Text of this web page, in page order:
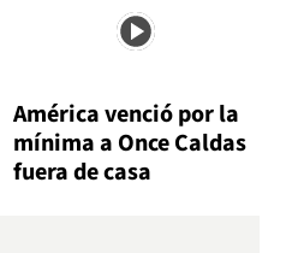
América venció por la
mínima a Once Caldas
fuera de casa